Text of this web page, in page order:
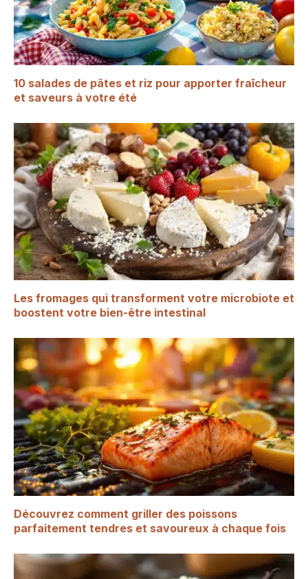
10 salades de pâtes et riz pour apporter fraîcheur
et saveurs à votre été
Les fromages qui transforment votre microbiote et
boostent votre bien-être intestinal
Découvrez comment griller des poissons
parfaitement tendres et savoureux à chaque fois